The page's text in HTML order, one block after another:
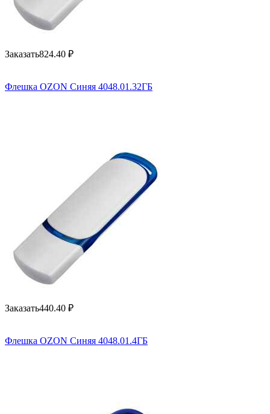
Заказать824.40 ₽
Флешка OZON Синяя 4048.01.32ГБ
Заказать440.40 ₽
Флешка OZON Синяя 4048.01.4ГБ